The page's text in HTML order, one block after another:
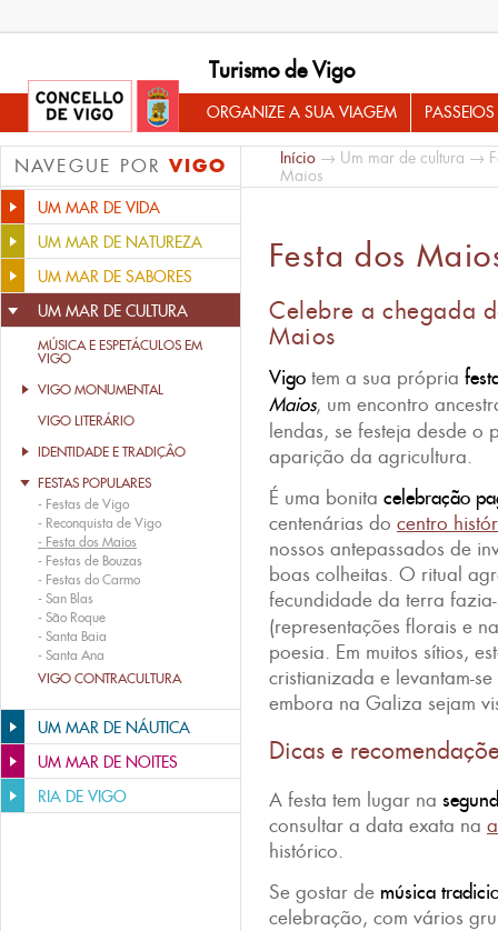
Turismo de Vigo
ORGANIZE A SUA VIAGEM
NAVEGUE POR VIGO
UM MAR DE VIDA
UM MAR DE NATUREZA
UM MAR DE SABORES
UM MAR DE CULTURA
MÚSICA E ESPETÁCULOS EM
VIGO
VIGO MONUMENTAL
VIGO LITERÁRIO
IDENTIDADE E TRADIÇÂO
FESTAS POPULARES
- Festas de Vigo
- Reconquista de Vigo
- Festa dos Maios
- Festas de Bouzas
- Festas do Carmo
- San Blas
- São Roque
- Santa Baia
- Santa Ana
VIGO CONTRACULTURA
UM MAR DE NÁUTICA
UM MAR DE NOITES
RIA DE VIGO
Início → Um mar de cultura →
Maios
Festa dos
Celebre a chegada
Maios
Vigo tem a sua própria
Maios, um encontro
lendas, se festeja desde
aparição da agricultura.
É uma bonita celebração
centenárias do centro
nossos antepassados de
boas colheitas. O ritual
fecundidade da terra
(representações florais e
poesia. Em muitos sítios,
cristianizada e levantam-
embora na Galiza sejam
Dicas e
A festa tem lugar na
consultar a data exata na
histórico.
Se gostar de música
celebração, com vários